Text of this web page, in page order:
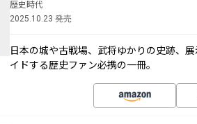
歴史時代
2025.10.23 発売
日本の城や古戦場、武将ゆかりの史跡、
イドする歴史ファン必携の一冊。